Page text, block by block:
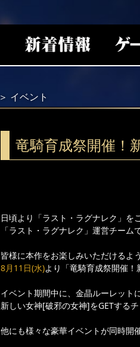
＞ イベント
竜騎育成祭開催！
日頃より「ラスト・ラグナレク」を
「ラスト・ラグナレク」運営チーム
皆様に本作をお楽しみいただけるよう
8月11日(水)より「竜騎育成祭開催！
イベント期間中に、金晶ルーレット
新しい女神[破邪の女神]をGETするチ
他にも様々な豪華イベントが同時開